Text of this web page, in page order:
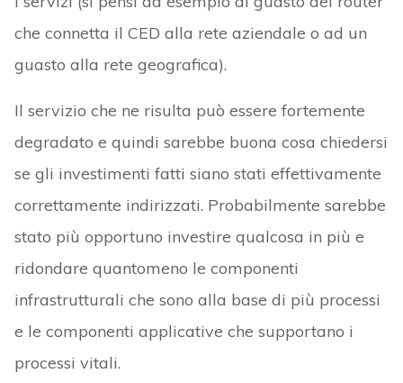
che connetta il CED alla rete aziendale o ad un
guasto alla rete geografica).
Il servizio che ne risulta può essere fortemente
degradato e quindi sarebbe buona cosa chiedersi
se gli investimenti fatti siano stati effettivamente
correttamente indirizzati. Probabilmente sarebbe
stato più opportuno investire qualcosa in più e
ridondare quantomeno le componenti
infrastrutturali che sono alla base di più processi
e le componenti applicative che supportano i
processi vitali.